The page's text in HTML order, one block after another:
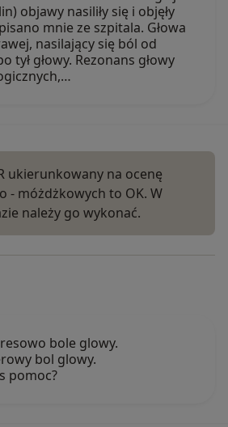
objawy nasiliły się i objęły
mnie ze szpitala. Głowa
nasilający się ból od
tył głowy. Rezonans głowy
ukierunkowany na ocenę
- móżdżkowych to OK. W
należy go wykonać.
bole glowy.
bol glowy.
pomoc?